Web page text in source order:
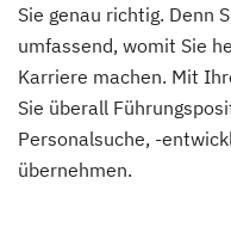
Sie genau richtig. Denn
umfassend, womit Sie
Karriere machen. Mit
Sie überall
Personalsuche, -
übernehmen.